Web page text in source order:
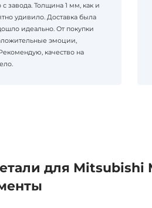
с завода. Толщина 1 мм, как и
удивило. Доставка была
идеально. От покупки
эмоции,
качество на
для Mitsubishi